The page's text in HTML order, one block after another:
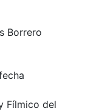
Borrero
Fílmico del